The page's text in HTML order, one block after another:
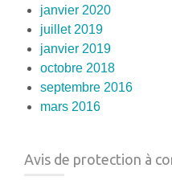
janvier 2020
juillet 2019
janvier 2019
octobre 2018
septembre 2016
mars 2016
Avis de protection à